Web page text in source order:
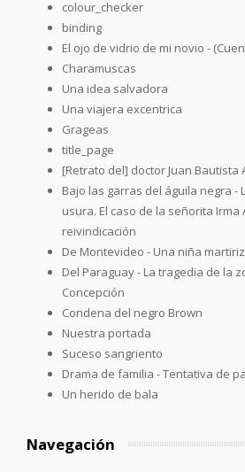
colour_checker
binding
El ojo de vidrio de mi novio -
Charamuscas
Una idea salvadora
Una viajera excentrica
Grageas
title_page
[Retrato del] doctor Juan Bautista
Bajo las garras del águila negra -
usura. El caso de la señorita Irma
reivindicación
De Montevideo - Una niña
Del Paraguay - La tragedia de la
Concepción
Condena del negro Brown
Nuestra portada
Suceso sangriento
Drama de familia - Tentativa de
Un herido de bala
Navegación